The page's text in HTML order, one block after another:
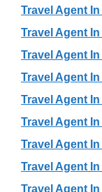
Travel Agent
Travel Agent
Travel Agent
Travel Agent In
Travel Agent In
Travel Agent
Travel Agent
Travel Agent
Travel Agent In